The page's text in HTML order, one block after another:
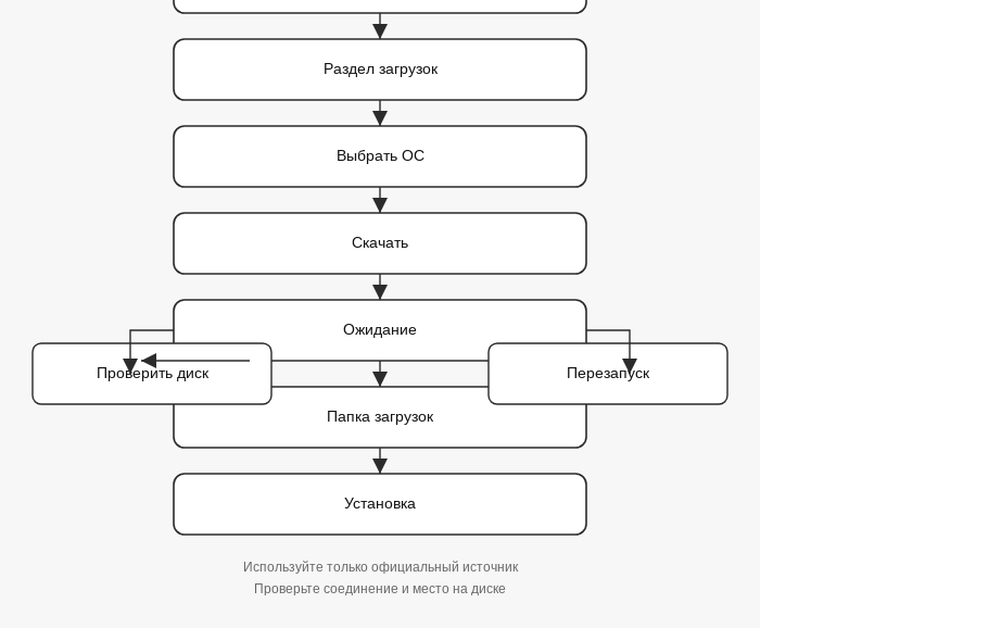
Раздел загрузок
Выбрать ОС
Скачать
Ожидание
Папка загрузок
Установка
Проверить диск Перезапуск
Используйте только официальный источник
Проверьте соединение и место на диске